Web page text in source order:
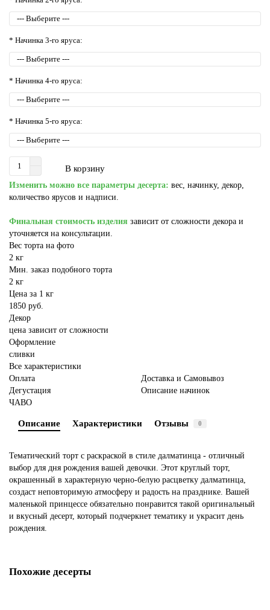
* Начинка 3-го яруса:
* Начинка 4-го яруса:
* Начинка 5-го яруса:
В корзину
Изменить можно все параметры десерта: вес, начинку, декор,
количество ярусов и надписи.
Финальная стоимость изделия зависит от сложности декора и
уточняется на консультации.
Вес торта на фото
2 кг
Мин. заказ подобного торта
2 кг
Цена за 1 кг
1850 руб.
Декор
цена зависит от сложности
Оформление
сливки
Все характеристики
Оплата
Доставка и Самовывоз
Дегустация
Описание начинок
ЧАВО
Описание Характеристики Отзывы 0
Тематический торт с раскраской в стиле далматинца - отличный
выбор для дня рождения вашей девочки. Этот круглый торт,
окрашенный в характерную черно-белую расцветку далматинца,
создаст неповторимую атмосферу и радость на празднике. Вашей
маленькой принцессе обязательно понравится такой оригинальный
и вкусный десерт, который подчеркнет тематику и украсит день
рождения.
Похожие десерты